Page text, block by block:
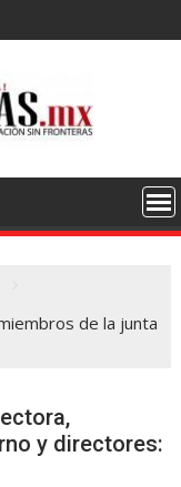
de la junta
y directores: